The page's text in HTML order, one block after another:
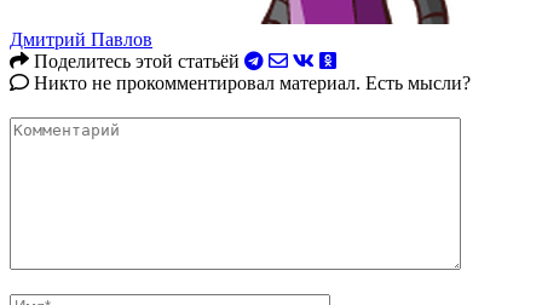
Дмитрий Павлов
Поделитесь этой статьёй
Никто не прокомментировал материал. Есть мысли?